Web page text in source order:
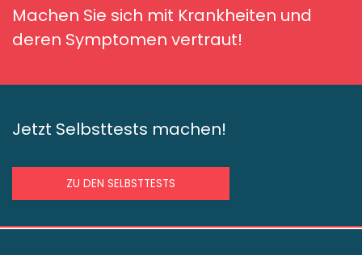
Machen Sie sich mit Krankheiten und
deren Symptomen vertraut!
Jetzt Selbsttests machen!
ZU DEN SELBSTTESTS